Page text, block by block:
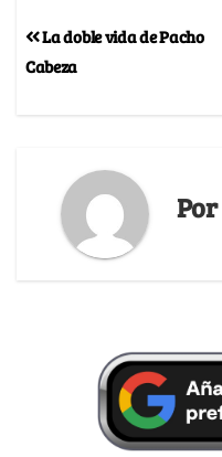
La doble vida de Pacho
Cabeza
Por